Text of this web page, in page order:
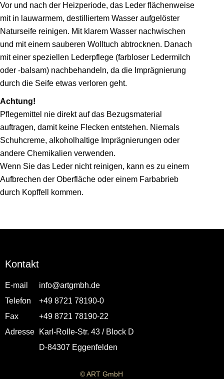
Vor und nach der Heizperiode, das Leder flächenweise
mit in lauwarmem, destilliertem Wasser aufgelöster
Naturseife reinigen. Mit klarem Wasser nachwischen
und mit einem sauberen Wolltuch abtrocknen. Danach
mit einer speziellen Lederpflege (farbloser Ledermilch
oder -balsam) nachbehandeln, da die Imprägnierung
durch die Seife etwas verloren geht.
Achtung!
Pflegemittel nie direkt auf das Bezugsmaterial
auftragen, damit keine Flecken entstehen. Niemals
Schuhcreme, alkoholhaltige Imprägnie­rungen oder
andere Chemikalien ver­wenden.
Wenn Sie das Leder nicht reinigen, kann es zu einem
Aufbrechen der Oberfläche oder einem Farbabrieb
durch Kopffell kommen.
Kontakt
E-mail
info@artgmbh.de
Telefon
+49 8721 78190-0
Fax
+49 8721 78190-22
Adresse
Karl-Rolle-Str. 43 / Block D
D-84307 Eggenfelden
© ART GmbH